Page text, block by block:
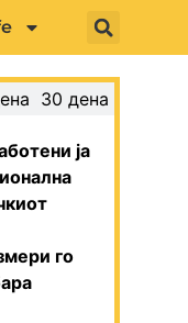
30 дена
ја
го